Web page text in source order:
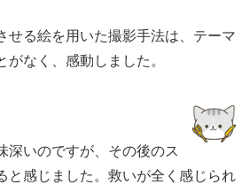
せる絵を用いた撮影手法は、テーマ
なく、感動しました。
深いのですが、その後のス
と感じました。救いが全く感じられ